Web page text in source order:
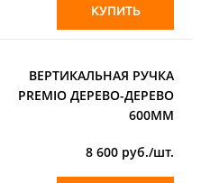
КУПИТЬ
ВЕРТИКАЛЬНАЯ РУЧКА
PREMIO ДЕРЕВО-ДЕРЕВО
600ММ
8 600 руб./шт.